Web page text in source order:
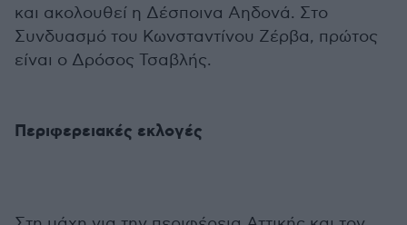
και ακολουθεί η Δέσποινα Αηδονά. Στο
Συνδυασμό του Κωνσταντίνου Ζέρβα, πρώτος
είναι ο Δρόσος Τσαβλής.
Περιφερειακές εκλογές